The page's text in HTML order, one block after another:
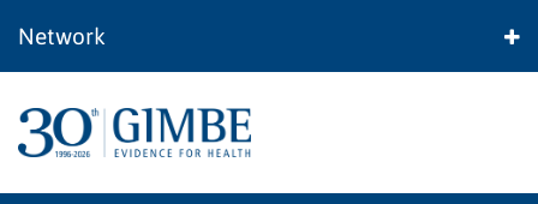
Network